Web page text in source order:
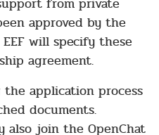
approved by the
will specify these
agreement.
application process
documents.
also join the OpenChat